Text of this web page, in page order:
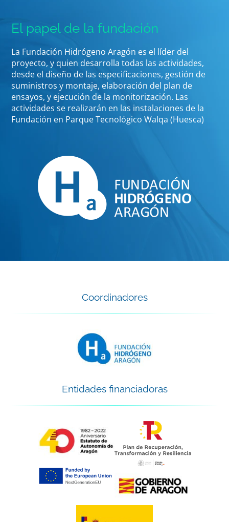
El papel de la fundación
La Fundación Hidrógeno Aragón es el líder del
proyecto, y quien desarrolla todas las actividades,
desde el diseño de las especificaciones, gestión de
suministros y montaje, elaboración del plan de
ensayos, y ejecución de la monitorización. Las
actividades se realizarán en las instalaciones de la
Fundación en Parque Tecnológico Walqa (Huesca)
Coordinadores
Entidades financiadoras